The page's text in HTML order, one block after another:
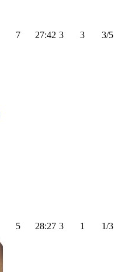
7 27:42 3 3 3/5
5 28:27 3 1 1/3